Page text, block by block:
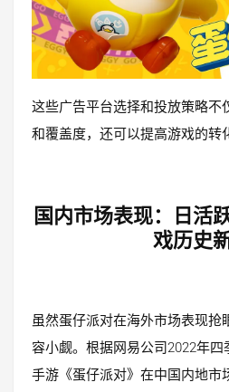
这些广告平台选择和投放策略不
和覆盖度，还可以提高游戏的转
国内市场表现：日活
戏历史
虽然蛋仔派对在海外市场表现抢
容小觑。根据网易公司2022年
手游《蛋仔派对》在中国内地市